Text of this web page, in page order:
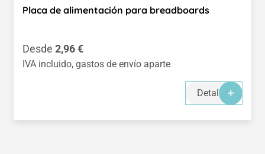
Placa de alimentación para breadboards
Precio normal:
Desde 2,96 €
IVA incluido, gastos de envío aparte
Detalles